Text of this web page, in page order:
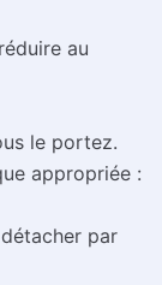
au
le portez.
appropriée :
par